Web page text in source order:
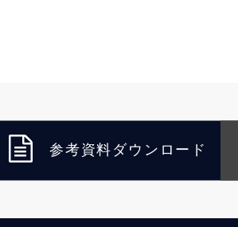
参考資料ダウンロード